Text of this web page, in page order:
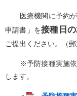
医療機関に予約が
申請書」を接種日
ご提出ください。（
※予防接種実施依
します。